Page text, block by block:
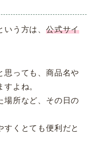
う方は、 公式サイ
思っても、商品名や
よね。
場所など、その日の
すくとても便利だと